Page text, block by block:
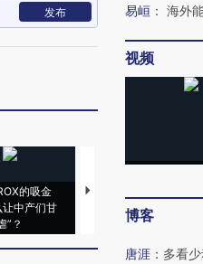
发布
的吸金
中产们甘
”？
马航飞行员跨国走私7万
粒摇头丸 尿检体内含3种
易峘 ： 海外
视频
博客
唐涯 ： 多看